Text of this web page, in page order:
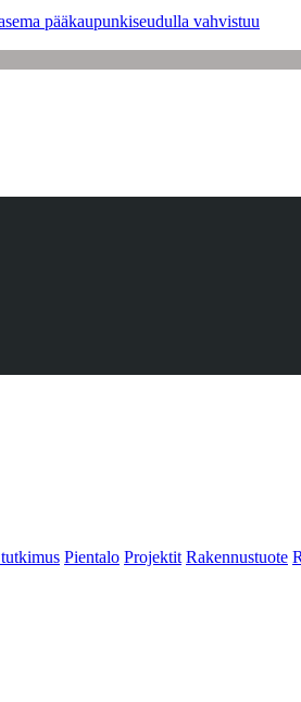
pääkaupunkiseudulla vahvistuu
Pientalo Projektit Rakennustuote